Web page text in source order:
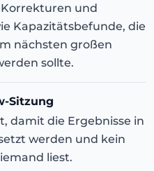
und
Kapazitätsbefunde, die
nächsten großen
sollte.
Sitzung
damit die Ergebnisse in
werden und kein
liest.